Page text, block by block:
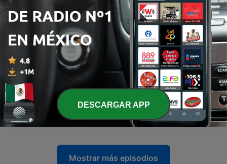
15 RESCATE,FUGA Y MUERTE DE BENITO MUSSOLINI
02 ago. 2021
14 - ELEGUA LAROYE Y LA BRUJA DEVORA HOMBRES
13 - La increíble muerte de Iván el Terrible Zara de
02 dic. 2020
12 - PRIAPO EL DIOS DE PENE ERECTO
19 ago. 2020
Mostrar más episodios
DESCARGAR APP